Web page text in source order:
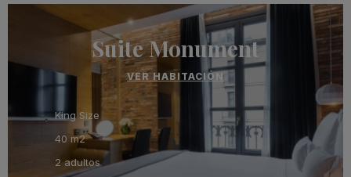
Suite Monument
VER HABITACIÓN
King Size
40 m2
2 adultos